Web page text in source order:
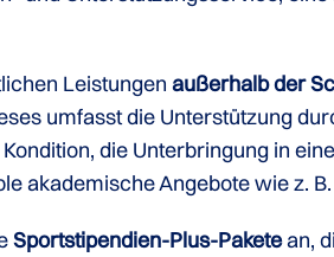
Leistungenaußerhalb der
umfasst die Unterstützung
die Unterbringung in
akademische Angebote wie z.
Sportstipendien-Plus-Paketean,